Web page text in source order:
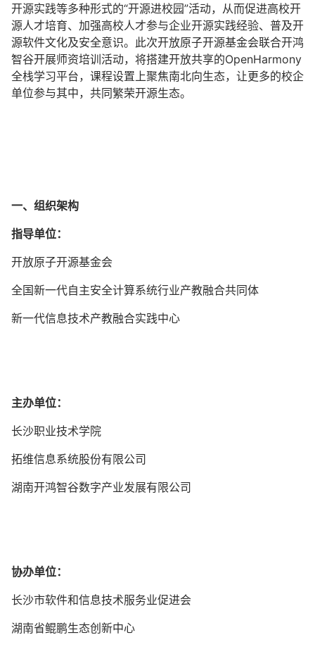
开源实践等多种形式的“开源进校园”活动，从而促进高校开
源人才培育、加强高校人才参与企业开源实践经验、普及开
源软件文化及安全意识。此次开放原子开源基金会联合开鸿
智谷开展师资培训活动，将搭建开放共享的OpenHarmony
全栈学习平台，课程设置上聚焦南北向生态，让更多的校企
单位参与其中，共同繁荣开源生态。
一、组织架构
指导单位：
开放原子开源基金会
全国新一代自主安全计算系统行业产教融合共同体
新一代信息技术产教融合实践中心
主办单位：
长沙职业技术学院
拓维信息系统股份有限公司
湖南开鸿智谷数字产业发展有限公司
协办单位：
长沙市软件和信息技术服务业促进会
湖南省鲲鹏生态创新中心